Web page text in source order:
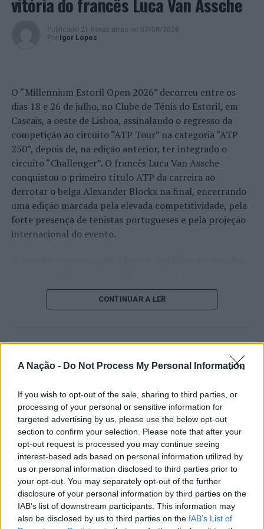
A Nação - Do Not Process My Personal Information
If you wish to opt-out of the sale, sharing to third parties, or
processing of your personal or sensitive information for
targeted advertising by us, please use the below opt-out
section to confirm your selection. Please note that after your
opt-out request is processed you may continue seeing
interest-based ads based on personal information utilized by
us or personal information disclosed to third parties prior to
your opt-out. You may separately opt-out of the further
disclosure of your personal information by third parties on the
IAB’s list of downstream participants. This information may
also be disclosed by us to third parties on the IAB’s List of
contos “Vero, a contadora de histórias”, seguido do
momento alto da programação – asRomaníadas, que
puseram, frente a frente, as diversas freguesias do
de Estratégias de Combate da Legião, que culminou com
o espetáculo de manipulação de fogo “Música no
Mercado”, com que se encerrou a programação.
Produtos regionais e artesanato local compuseram o
cenário, com a presença de produtores e artesãos locais
e regionais, que demonstraram o seu saber fazer, como
herança daqueles que, em tempos de outrora, ocuparam
esta VillaRomana.
Foto: CMA.
Operação “Cinto-me Vivo” na Madeira
bater recorde do Guinness
Publicado 21 horas atrás on 07/08/2026
Por
Ígor Lopes
O “Millennium Estoril Open 2026” decorreu entre os
dias 18 e 26 de julho, no Clube de Ténis do Estoril, em
Cascais, a oeste de Lisboa, assinalando o regresso da
competição ao circuito “ATP Tour” na categoria “ATP
250”, depois de, na edição anterior, ter integrado o
circuito “Challenger”. O francês Luca Van Assche
conquistou o primeiro título ATP da carreira ao
derrotar o belga Alexander Blockx na final, encerrando
uma edição marcada pela elevada competitividade, pela
forte presença de tenistas portugueses e pela projeção
internacional do evento.
de um lugar no quadro principal. A cerimónia de
abertura contou com a presença do presidente da
início de uma competição que voltou a colocar o
concelho no centro do calendário internacional do
ténis.
Apesar das desistências de última hora de jogadores
como Casper Ruud (Noruega), Alejandro Davidovich
Fokina (Espanha) e Matteo Arnaldi (Itália), a prova
apresentou um quadro competitivo de elevado nível,
liderado pelo russo Andrey Rublev, primeiro cabeça de
série, pelo italiano Luciano Darderi, pelo chileno
Alejandro Tabilo e pelo belga Alexander Blockx.
Um dos momentos mais aguardados da semana foi
também o regresso do suíço Stan Wawrinka ao Estoril,
CONTINUAR A LER
Castelo Branco: “Bienal
Internacional de Artes e Ofícios”
promete afirmar artesanato,
património e inovação como
“motores de desenvolvimento
económico e cultural” do município
português
Publicado 1 dia atrás on 07/08/2026
Por Ígor Lopes